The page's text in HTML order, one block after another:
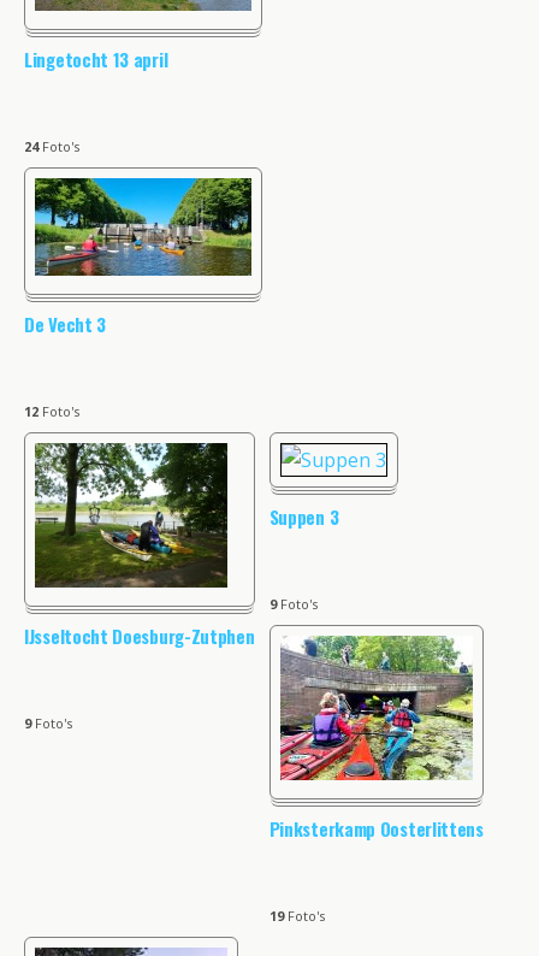
Lingetocht 13 april
24Foto's
De Vecht 3
12 Foto's
IJsseltocht Doesburg-Zutphen
9Foto's
Suppen 3
9Foto's
Pinksterkamp Oosterlittens
19Foto's